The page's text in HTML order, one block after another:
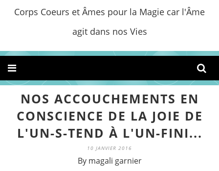
Corps Coeurs et Âmes pour la Magie car l'Âme
agit dans nos Vies
NOS ACCOUCHEMENTS EN
CONSCIENCE DE LA JOIE DE
L'UN-S-TEND À L'UN-FINI...
10 JANVIER 2016
By magali garnier